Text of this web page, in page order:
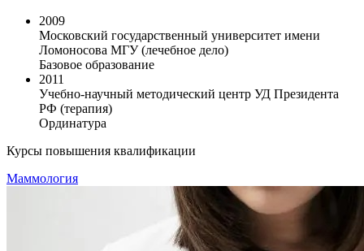
2009
Московский государственный университет имени
Ломоносова МГУ (лечебное дело)
Базовое образование
2011
Учебно-научный методический центр УД Президента
РФ (терапия)
Ординатура
Курсы повышения квалификации
Маммология